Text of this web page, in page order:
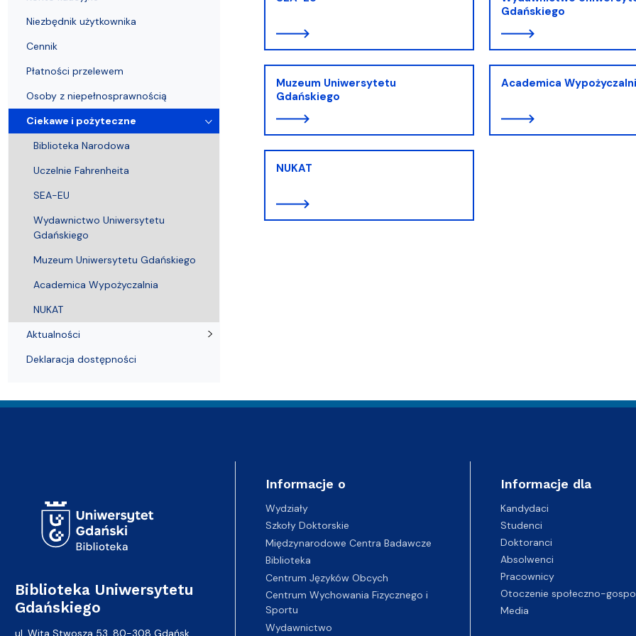
Gdańskiego
Muzeum Uniwersytetu
Gdańskiego
Academica
NUKAT
Niezbędnik użytkownika
Cennik
Płatności przelewem
Osoby z niepełnosprawnością
Ciekawe i pożyteczne
Biblioteka Narodowa
Uczelnie Fahrenheita
SEA-EU
Wydawnictwo Uniwersytetu
Gdańskiego
Muzeum Uniwersytetu Gdańskiego
Academica Wypożyczalnia
NUKAT
Aktualności
Deklaracja dostępności
Biblioteka Uniwersytetu
Gdańskiego
ul. Wita Stwosza 53, 80-308 Gdańsk
Informacje o
Wydziały
Szkoły Doktorskie
Międzynarodowe Centra Badawcze
Biblioteka
Centrum Języków Obcych
Centrum Wychowania Fizycznego i
Sportu
Wydawnictwo
Informacje dla
Kandydaci
Studenci
Doktoranci
Absolwenci
Pracownicy
Otoczenie społeczno-
Media